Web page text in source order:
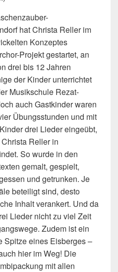
hat Christa Reller im
Konzeptes
Projekt gestartet, an
drei bis 12 Jahren
der Kinder unterrichtet
Musikschule Rezat-
auch Gastkinder waren
Übungsstunden und mit
drei Lieder eingeübt,
Reller in
So wurde in den
gemalt, gespielt,
und getrunken. Je
beteiligt sind, desto
Inhalt verankert. Und da
Lieder nicht zu viel Zeit
Zudem ist ein
Spitze eines Eisberges –
hier im Weg! Die
mit allen